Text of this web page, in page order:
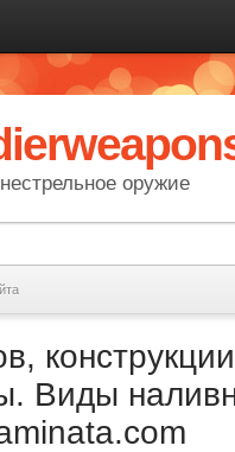
оружие
Виды